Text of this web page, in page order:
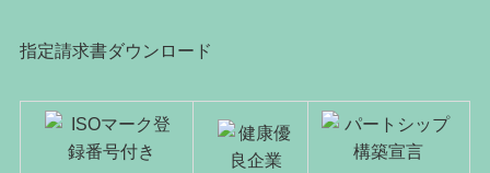
指定請求書ダウンロード